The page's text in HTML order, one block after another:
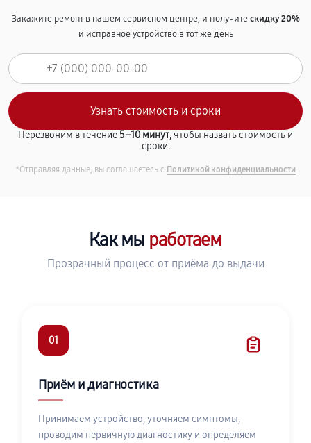
Закажите ремонт в нашем сервисном центре, и получитескидку 20%
и исправное устройство в тот же день
Перезвоним в течение5–10 минут, чтобы назвать стоимость и
сроки.
*Отправляя данные, вы соглашаетесь с Политикой конфиденциальности
Как мы работаем
Прозрачный процесс от приёма до выдачи
01
Приём и диагностика
Принимаем устройство, уточняем симптомы,
проводим первичную диагностику и определяем